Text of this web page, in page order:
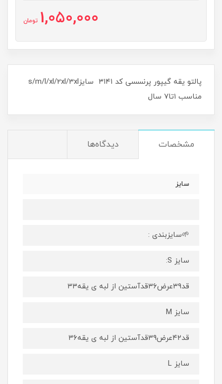
1,050,000 تومان
پالتو یقه گیپور پرنسسی کد ۳۱۴۱ سایزs/m/l/xl/2xl/3xl
مناسب ۱تا۷ سال
مشخصات دیدگاه‌ها
سایز
سایز S:
قد۳۹عرض۳۶قدآستین از لبه ی یقه۳۳
سایز M
قد۴۲عرض۳۹قدآستین از لبه ی یقه۳۶
سایز L